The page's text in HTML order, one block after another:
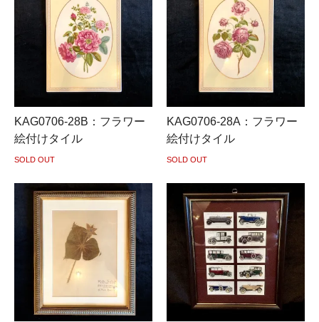
KAG0706-28B：フラワー
絵付けタイル
SOLD OUT
KAG0706-28A：フラワー
絵付けタイル
SOLD OUT